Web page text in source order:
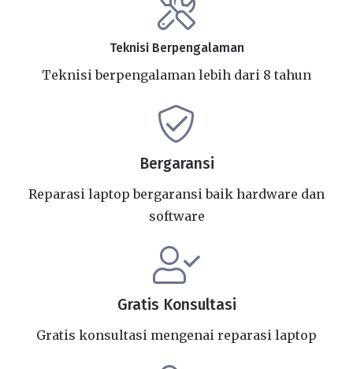
Teknisi Berpengalaman
Teknisi berpengalaman lebih dari 8 tahun
Bergaransi
Reparasi laptop bergaransi baik hardware dan
software
Gratis Konsultasi
Gratis konsultasi mengenai reparasi laptop